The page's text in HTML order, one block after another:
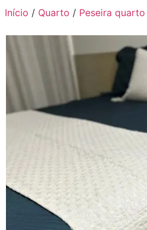
Início / Quarto / Peseira quarto